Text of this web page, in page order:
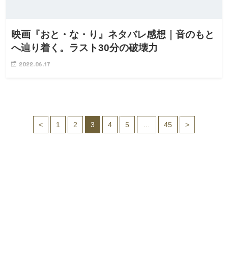
映画『おと・な・り』ネタバレ感想｜音のもと
へ辿り着く。ラスト30分の破壊力
2022.06.17
< 1 2 3 4 5 45 >